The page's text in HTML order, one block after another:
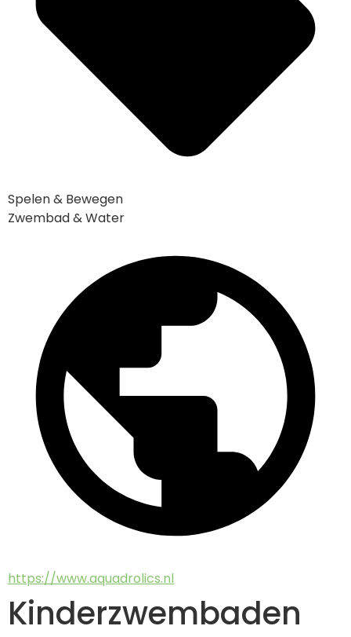
Spelen & Bewegen
Zwembad & Water
https://www.aquadrolics.nl
Kinderzwembaden